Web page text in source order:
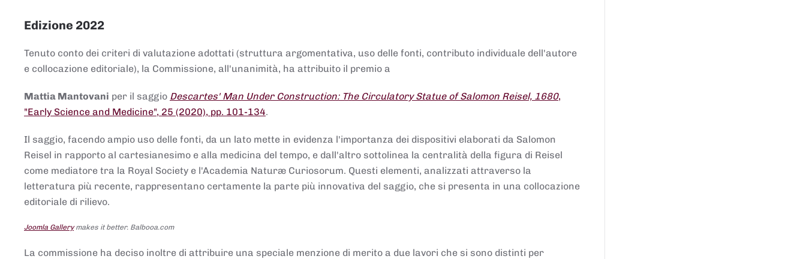
Edizione 2022
Tenuto conto dei criteri di valutazione adottati (struttura argomentativa, uso delle fonti, contributo individuale dell'autore
e collocazione editoriale), la Commissione, all'unanimità, ha attribuito il premio a
Mattia Mantovani per il saggio Descartes' Man Under Construction: The Circulatory Statue of Salomon Reisel, 1680,
"Early Science and Medicine", 25 (2020), pp. 101-134.
Il saggio, facendo ampio uso delle fonti, da un lato mette in evidenza l'importanza dei dispositivi elaborati da Salomon
Reisel in rapporto al cartesianesimo e alla medicina del tempo, e dall'altro sottolinea la centralità della figura di Reisel
come mediatore tra la Royal Society e l'Academia Naturæ Curiosorum. Questi elementi, analizzati attraverso la
letteratura più recente, rappresentano certamente la parte più innovativa del saggio, che si presenta in una collocazione
editoriale di rilievo.
Joomla Gallerymakes it better. Balbooa.com
La commissione ha deciso inoltre di attribuire una speciale menzione di merito a due lavori che si sono distinti per